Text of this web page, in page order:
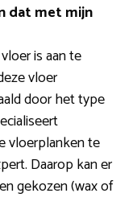
dat met mijn
is aan te
vloer
door het type
vloerplanken te
Daarop kan er
gekozen (wax of